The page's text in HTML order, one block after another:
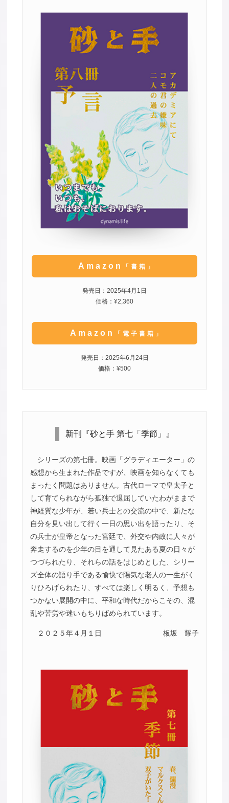
Amazon 「書籍」
発売日：2025年4月1日
価格：¥2,360
Amazon 「電子書籍」
発売日：2025年6月24日
価格：¥500
新刊『砂と手 第七「季節」』
シリーズの第七冊。映画「グラディエーター」の
感想から生まれた作品ですが、映画を知らなくても
まったく問題はありません。古代ローマで皇太子と
して育てられながら孤独で退屈していたわがままで
神経質な少年が、若い兵士との交流の中で、新たな
自分を見い出して行く一日の思い出を語ったり、そ
の兵士が皇帝となった宮廷で、外交や内政に人々が
奔走するのを少年の目を通して見たある夏の日々が
つづられたり、それらの話をはじめとした、シリー
ズ全体の語り手である愉快で陽気な老人の一生がく
りひろげられたり、すべては楽しく明るく、予想も
つかない展開の中に、平和な時代だからこその、混
乱や苦労や迷いもちりばめられています。
２０２５年４月１日 板坂 耀子